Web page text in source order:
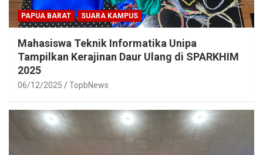
PAPUA BARAT SUARA KAMPUS
Mahasiswa Teknik Informatika Unipa
Tampilkan Kerajinan Daur Ulang di SPARKHIM
2025
06/12/2025 TopbNews